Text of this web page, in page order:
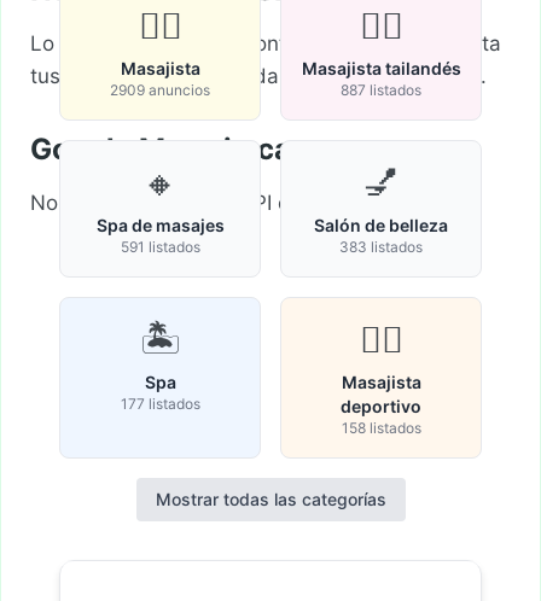
Lo sentimos, no se encontraron registros. Ajusta
tus criterios de búsqueda y vuelva a intentarlo.
Google Map sin cargar
No se pudo cargar la API de Google Maps.
💆‍♂️
Masajista
2909 anuncios
🧘‍♀️
Masajista tailandés
887 listados
🔸
Spa de masajes
591 listados
💅
Salón de belleza
383 listados
🏝️
Spa
177 listados
🏋️‍♀️
Masajista
deportivo
158 listados
Mostrar todas las categorías